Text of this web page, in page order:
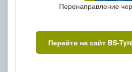
Перенаправление
Перейти на сайт BS-